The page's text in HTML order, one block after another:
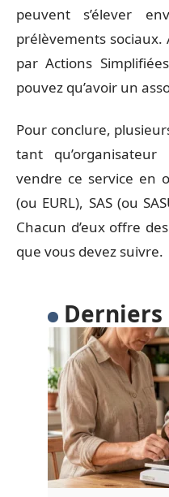
peuvent s’élever
prélèvements sociaux.
par Actions
pouvez qu’avoir un
Pour conclure,
tant
vendre ce service en
(ou EURL), SAS (ou
Chacun d’eux offre
que vous devez suivre.